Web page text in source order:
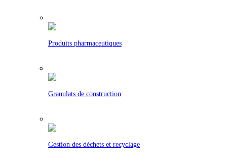
Produits pharmaceutiques
Granulats de construction
Gestion des déchets et recyclage